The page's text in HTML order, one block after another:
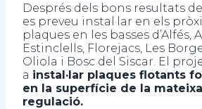
Després dels bons resultats
es preveu instal·lar en els
plaques en les basses d’Alfés,
Estinclells, Florejacs, Les
Oliola i Bosc del Siscar. El
a instal·lar plaques flotants
en la superfície de la
regulació.